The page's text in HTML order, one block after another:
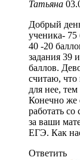
Татьяна
Добрый
ученика- 75
40 -20
задания 39
баллов.
считаю, что
для нее,
Конечно же
работать
за ваши
ЕГЭ. Как
Ответить